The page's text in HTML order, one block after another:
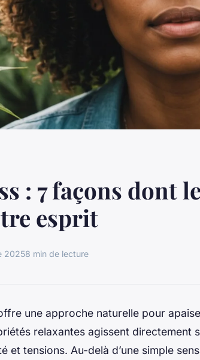
: 7 façons dont
esprit
20258 min de lecture
une approche naturelle pour
relaxantes agissent directement
et tensions. Au-delà d’une simple